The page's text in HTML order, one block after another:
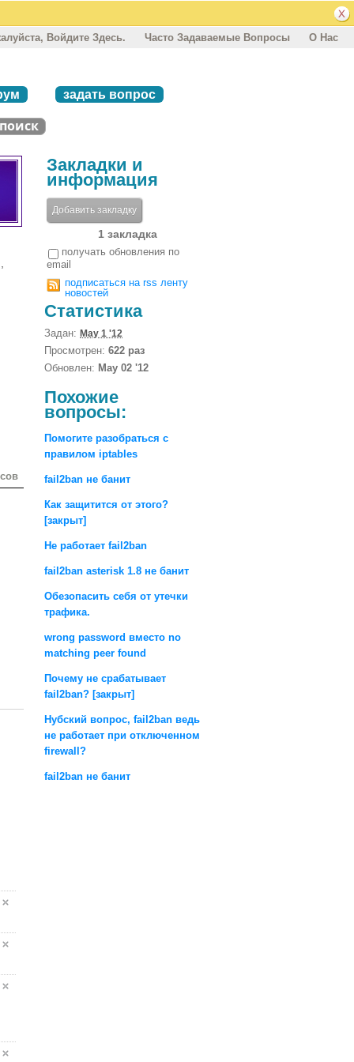
Войдите Здесь. Часто Задаваемые Вопросы О Нас
задать вопрос
Закладки и
информация
Добавить закладку
1 закладка
получать обновления по
email
подписаться на rss ленту
новостей
Статистика
Задан: May 1 '12
Просмотрен: 622 раз
Обновлен: May 02 '12
Похожие
вопросы:
Помогите разобраться с
правилом iptables
fail2ban не банит
Как защитится от этого?
[закрыт]
Не работает fail2ban
fail2ban asterisk 1.8 не банит
Обезопасить себя от утечки
трафика.
wrong password вместо no
matching peer found
Почему не срабатывает
fail2ban? [закрыт]
Нубский вопрос, fail2ban ведь
не работает при отключенном
firewall?
fail2ban не банит